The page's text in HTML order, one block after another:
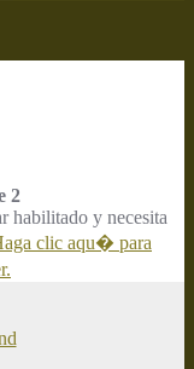
2
habilitado y necesita
clic aqu� para